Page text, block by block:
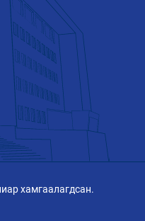
хамгаалагдсан.